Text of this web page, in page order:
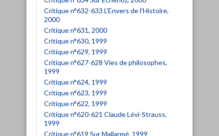
Critique n°632-633 L'Envers de l'Histoire,
2000
Critique n°631, 2000
Critique n°630, 1999
Critique n°629, 1999
Critique n°627-628 Vies de philosophes,
1999
Critique n°624, 1999
Critique n°623, 1999
Critique n°622, 1999
Critique n°620-621 Claude Lévi-Strauss,
1999
Critique n°619 Sur Mallarmé, 1999